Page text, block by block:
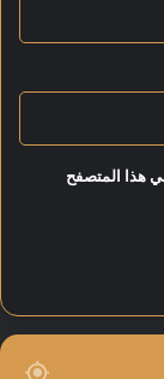
هذا المتصفح